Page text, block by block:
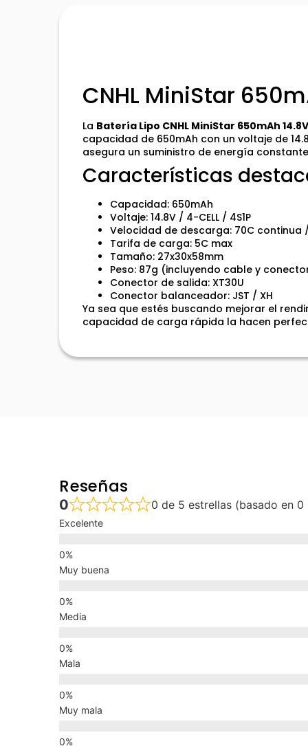
CNHL MiniStar
La Batería Lipo CNHL MiniStar 650mAh
capacidad de 650mAh con un voltaje de
asegura un suministro de energía
Características
Capacidad: 650mAh
Voltaje: 14.8V / 4-CELL / 4S1P
Velocidad de descarga: 70C continua
Tarifa de carga: 5C max
Tamaño: 27x30x58mm
Peso: 87g (incluyendo cable y
Conector de salida: XT30U
Conector balanceador: JST / XH
Ya sea que estés buscando mejorar el
capacidad de carga rápida la hacen
Reseñas
0 0 de 5 estrellas (basado en 0
Excelente
Muy buena
Media
Mala
Muy mala